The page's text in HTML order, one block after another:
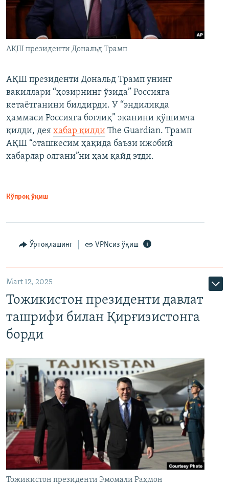
АҚШ президенти Дональд Трамп
АҚШ президенти Дональд Трамп унинг
вакиллари “ҳозирнинг ўзида” Россияга
кетаётганини билдирди. У “эндиликда
ҳаммаси Россияга боғлиқ” эканини қўшимча
қилди, дея хабар қилди The Guardian. Трамп
АҚШ “оташкесим ҳақида баъзи ижобий
хабарлар олгани”ни ҳам қайд этди.
Кўпроқ ўқиш
Ўртоқлашинг VPNсиз ўқиш
Mart 12, 2025
Тожикистон президенти давлат
ташрифи билан Қирғизистонга
борди
Тожикистон президенти Эмомали Раҳмон